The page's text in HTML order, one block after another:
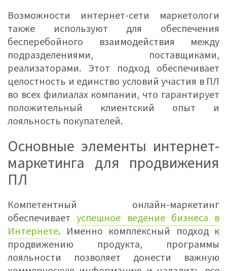
Возможности интернет-сети маркетологи
также используют для обеспечения
бесперебойного взаимодействия между
подразделениями, поставщиками,
реализаторами. Этот подход обеспечивает
целостность и единство условий участия в ПЛ
во всех филиалах компании, что гарантирует
положительный клиентский опыт и
лояльность покупателей.
Основные элементы интернет-
маркетинга для продвижения
ПЛ
Компетентный онлайн-маркетинг
обеспечиваетуспешное ведение бизнеса в
Интернете. Именно комплексный подход к
продвижению продукта, программы
лояльности позволяет донести важную